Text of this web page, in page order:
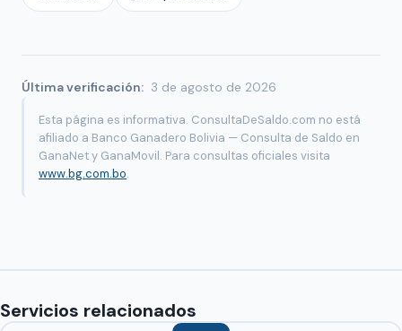
Última verificación: 3 de agosto de 2026
Esta página es informativa. ConsultaDeSaldo.com no está
afiliado a Banco Ganadero Bolivia — Consulta de Saldo en
GanaNet y GanaMovil. Para consultas oficiales visita
www.bg.com.bo.
Servicios relacionados